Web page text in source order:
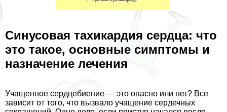
Синусовая тахикардия сердца: что
это такое, основные симптомы и
назначение лечения
Учащенное сердцебиение — это опасно или нет? Все
зависит от того, что вызвало учащение сердечных